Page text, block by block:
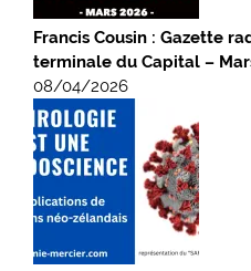
Francis Cousin : Gazette
terminale du Capital –
08/04/2026